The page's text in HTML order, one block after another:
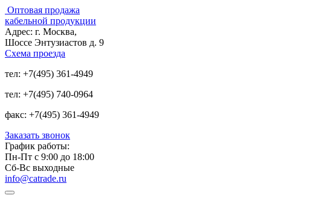
Оптовая продажа
кабельной продукции
Адрес: г. Москва,
Шоссе Энтузиастов д. 9
Схема проезда
тел: +7(495) 361-4949
тел: +7(495) 740-0964
факс: +7(495) 361-4949
Заказать звонок
График работы:
Пн-Пт с 9:00 до 18:00
Сб-Вс выходные
info@catrade.ru